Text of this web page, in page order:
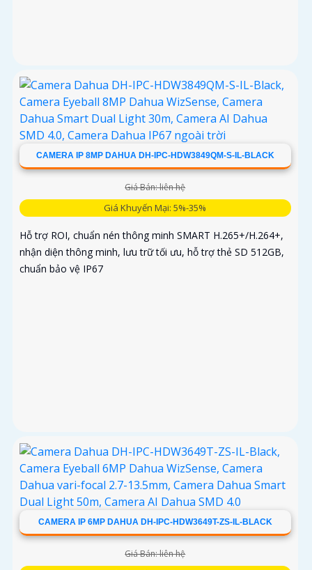
CAMERA IP 8MP DAHUA DH-IPC-HDW3849QM-S-IL-BLACK
Giá Bán: liên hệ
Giá Khuyến Mại: 5%-35%
Hỗ trợ ROI, chuẩn nén thông minh SMART H.265+/H.264+,
nhận diện thông minh, lưu trữ tối ưu, hỗ trợ thẻ SD 512GB,
chuẩn bảo vệ IP67
CAMERA IP 6MP DAHUA DH-IPC-HDW3649T-ZS-IL-BLACK
Giá Bán: liên hệ